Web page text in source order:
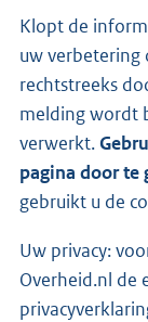
Klopt de
uw verbetering
rechtstreeks
melding wordt
verwerkt.
pagina door te
gebruikt u de
Uw privacy:
Overheid.nl de